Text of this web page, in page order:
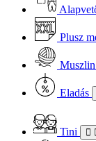
Plusz
Muszlin
Eladás
Tini